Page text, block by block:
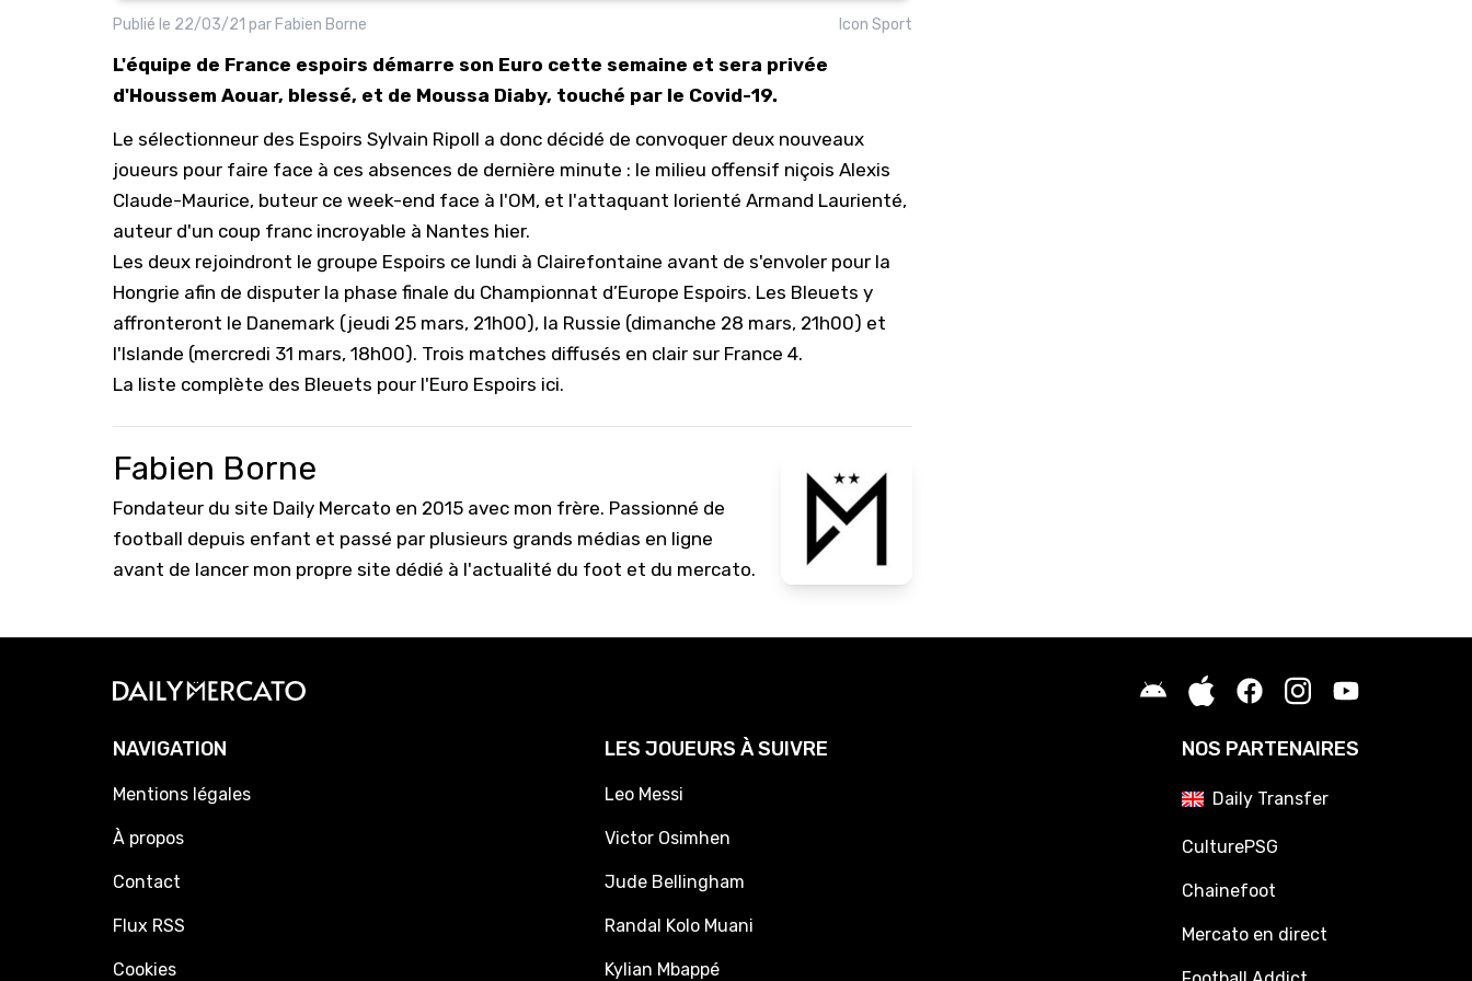
Publié le 22/03/21 par Fabien Borne Icon Sport
L'équipe de France espoirs démarre son Euro cette semaine et sera privée
d'Houssem Aouar, blessé, et de Moussa Diaby, touché par le Covid-19.
Le sélectionneur des Espoirs Sylvain Ripoll a donc décidé de convoquer deux nouveaux
joueurs pour faire face à ces absences de dernière minute : le milieu offensif niçois Alexis
Claude-Maurice, buteur ce week-end face à l'OM, et l'attaquant lorienté Armand Laurienté,
auteur d'un coup franc incroyable à Nantes hier.
Les deux rejoindront le groupe Espoirs ce lundi à Clairefontaine avant de s'envoler pour la
Hongrie afin de disputer la phase finale du Championnat d’Europe Espoirs. Les Bleuets y
affronteront le Danemark (jeudi 25 mars, 21h00), la Russie (dimanche 28 mars, 21h00) et
l'Islande (mercredi 31 mars, 18h00). Trois matches diffusés en clair sur France 4.
La liste complète des Bleuets pour l'Euro Espoirs ici.
Fabien Borne
Fondateur du site Daily Mercato en 2015 avec mon frère. Passionné de
football depuis enfant et passé par plusieurs grands médias en ligne
avant de lancer mon propre site dédié à l'actualité du foot et du mercato.
NAVIGATION
Mentions légales
À propos
Contact
Flux RSS
Cookies
LES JOUEURS À SUIVRE
Leo Messi
Victor Osimhen
Jude Bellingham
Randal Kolo Muani
Kylian Mbappé
NOS PARTENAIRES
Daily Transfer
CulturePSG
Chainefoot
Mercato en direct